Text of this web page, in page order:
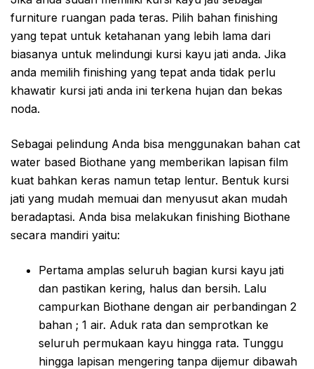
furniture ruangan pada teras. Pilih bahan finishing
yang tepat untuk ketahanan yang lebih lama dari
biasanya untuk melindungi kursi kayu jati anda. Jika
anda memilih finishing yang tepat anda tidak perlu
khawatir kursi jati anda ini terkena hujan dan bekas
noda.
Sebagai pelindung Anda bisa menggunakan bahan cat
water based Biothane yang memberikan lapisan film
kuat bahkan keras namun tetap lentur. Bentuk kursi
jati yang mudah memuai dan menyusut akan mudah
beradaptasi. Anda bisa melakukan finishing Biothane
secara mandiri yaitu:
Pertama amplas seluruh bagian kursi kayu jati
dan pastikan kering, halus dan bersih. Lalu
campurkan Biothane dengan air perbandingan 2
bahan ; 1 air. Aduk rata dan semprotkan ke
seluruh permukaan kayu hingga rata. Tunggu
hingga lapisan mengering tanpa dijemur dibawah